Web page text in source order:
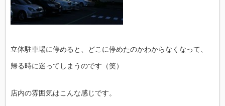
立体駐車場に停めると、どこに停めたのかわからなくなって、
帰る時に迷ってしまうのです（笑）
店内の雰囲気はこんな感じです。